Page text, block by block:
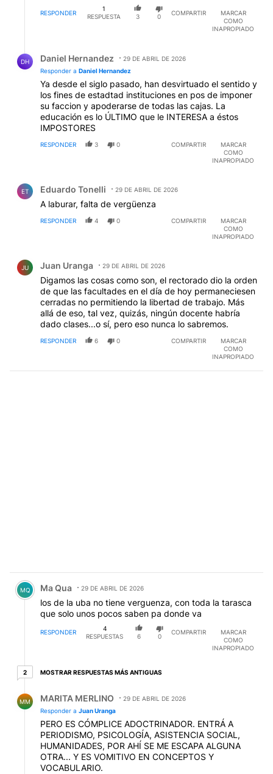
RESPONDER
1
RESPUESTA
3 0
COMPARTIR
MARCAR
COMO
INAPROPIADO
DH Daniel Hernandez
29 DE ABRIL DE 2026
Responder a Daniel Hernandez
Ya desde el siglo pasado, han desvirtuado el sentido y
los fines de estadtad instituciones en pos de imponer
su faccion y apoderarse de todas las cajas. La
educación es lo ÚLTIMO que le INTERESA a éstos
IMPOSTORES
RESPONDER 3 0 COMPARTIR
MARCAR
COMO
INAPROPIADO
ET Eduardo Tonelli 29 DE ABRIL DE 2026
A laburar, falta de vergüenza
RESPONDER 4 0 COMPARTIR
MARCAR
COMO
INAPROPIADO
JU Juan Uranga 29 DE ABRIL DE 2026
Digamos las cosas como son, el rectorado dio la orden
de que las facultades en el día de hoy permaneciesen
cerradas no permitiendo la libertad de trabajo. Más
allá de eso, tal vez, quizás, ningún docente habría
dado clases...o sí, pero eso nunca lo sabremos.
RESPONDER 6 0 COMPARTIR
MARCAR
COMO
INAPROPIADO
Comentario de Ma Qua.
MQ Ma Qua 29 DE ABRIL DE 2026
los de la uba no tiene verguenza, con toda la tarasca
que solo unos pocos saben pa donde va
RESPONDER
4
RESPUESTAS
6 0
COMPARTIR
MARCAR
COMO
INAPROPIADO
22 respuestas más antiguas
MOSTRAR RESPUESTAS MÁS ANTIGUAS
MM MARITA MERLINO
29 DE ABRIL DE 2026
Responder a Juan Uranga
PERO ES CÓMPLICE ADOCTRINADOR. ENTRÁ A
PERIODISMO, PSICOLOGÍA, ASISTENCIA SOCIAL,
HUMANIDADES, POR AHÍ SE ME ESCAPA ALGUNA
OTRA... Y ES VOMITIVO EN CONCEPTOS Y
VOCABULARIO.